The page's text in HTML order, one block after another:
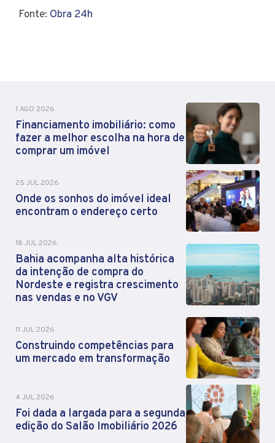
Fonte: Obra 24h
1 AGO 2026
Financiamento imobiliário: como
fazer a melhor escolha na hora de
comprar um imóvel
25 JUL 2026
Onde os sonhos do imóvel ideal
encontram o endereço certo
18 JUL 2026
Bahia acompanha alta histórica
da intenção de compra do
Nordeste e registra crescimento
nas vendas e no VGV
11 JUL 2026
Construindo competências para
um mercado em transformação
4 JUL 2026
Foi dada a largada para a segunda
edição do Salão Imobiliário 2026